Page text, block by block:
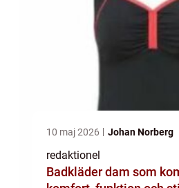
10 maj 2026 Johan Norberg
redaktionel
Badkläder dam som